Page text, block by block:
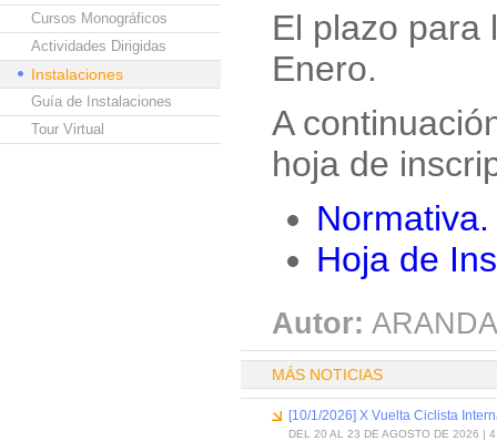
Cursos Monográficos
Actividades Dirigidas
Instalaciones
Guía de Instalaciones
Tour Virtual
El plazo para
Enero.
A
hoja de
Normativa.
Hoja de
Autor:
MÁS NOTICIAS
[10/1/2026] X Vuelta Ciclista
DEL 20 AL 23 DE AGOSTO DE 2026 | 4